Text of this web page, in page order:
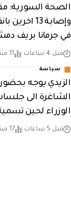
الصحة
وإصابة 13
في جرمانا بريف
قبل 4 ساعات 11 مشاهدات
سياسة
الزيدي يوجه بحضور
الشاغرة الى
الوزراء لحين
قبل 5 ساعات 17 مشاهدات